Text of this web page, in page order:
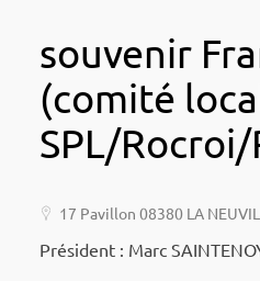
souvenir
(comité
SPL/
17 Pavillon 08380 LA
Président : Marc